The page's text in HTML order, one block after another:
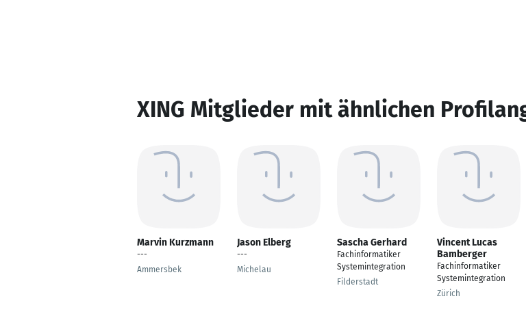
XING Mitglieder mit ähnlichen
Marvin Kurzmann
---
Ammersbek
Jason Elberg
---
Michelau
Sascha Gerhard
Fachinformatiker
Systemintegration
Filderstadt
Vincent Lucas
Bamberger
Fachinformatiker
Systemintegration
Zürich